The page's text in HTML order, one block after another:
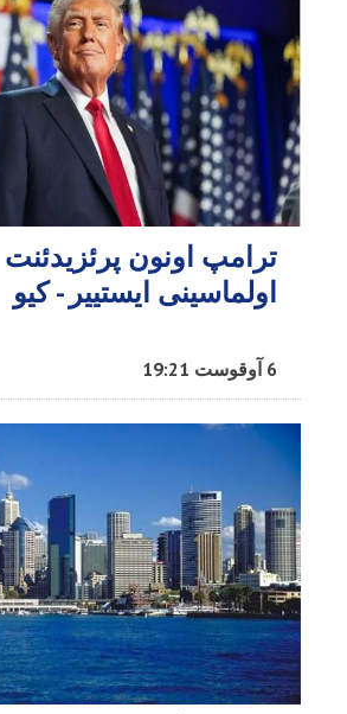
ترامپ اونون پرئزیدئنت
اولماسینی ایستییر - کیو
6 آوقوست 19:21